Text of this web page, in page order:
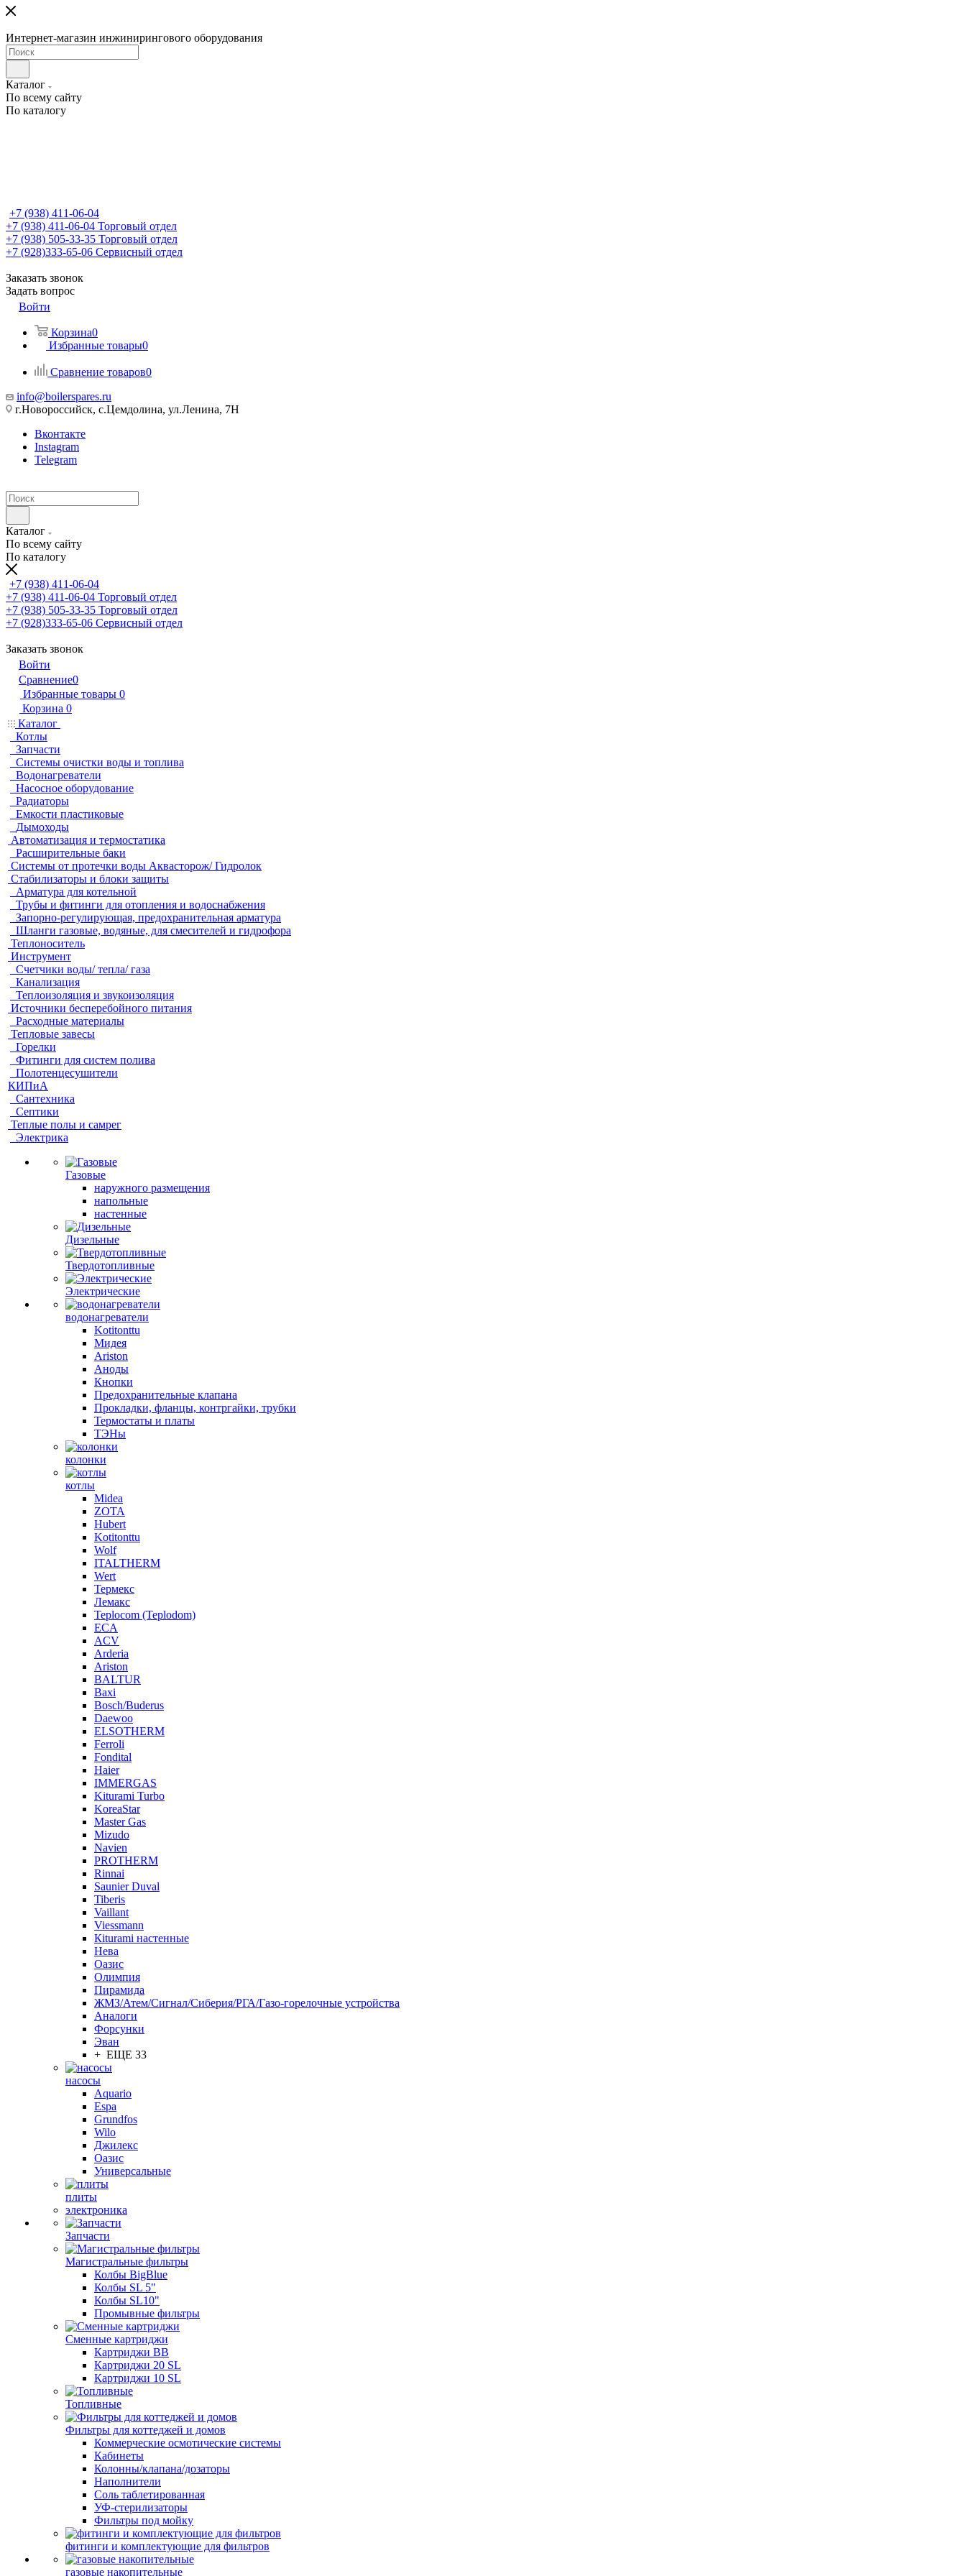
Интернет-магазин инжинирингового оборудования
Каталог
По всему сайту
По каталогу
+7 (938) 411-06-04
+7 (938) 411-06-04 Торговый отдел
+7 (938) 505-33-35 Торговый отдел
+7 (928)333-65-06 Сервисный отдел
Заказать звонок
Задать вопрос
Войти
Корзина0
Избранные товары0
Сравнение товаров0
info@boilerspares.ru
г.Новороссийск, с.Цемдолина, ул.Ленина, 7Н
Вконтакте
Instagram
Telegram
Каталог
По всему сайту
По каталогу
+7 (938) 411-06-04
+7 (938) 411-06-04 Торговый отдел
+7 (938) 505-33-35 Торговый отдел
+7 (928)333-65-06 Сервисный отдел
Заказать звонок
Войти
Сравнение0
Избранные товары 0
Корзина 0
Каталог
Котлы
Запчасти
Системы очистки воды и топлива
Водонагреватели
Насосное оборудование
Радиаторы
Емкости пластиковые
Дымоходы
Автоматизация и термостатика
Расширительные баки
Системы от протечки воды Аквасторож/ Гидролок
Стабилизаторы и блоки защиты
Арматура для котельной
Трубы и фитинги для отопления и водоснабжения
Запорно-регулирующая, предохранительная арматура
Шланги газовые, водяные, для смесителей и гидрофора
Теплоноситель
Инструмент
Счетчики воды/ тепла/ газа
Канализация
Теплоизоляция и звукоизоляция
Источники бесперебойного питания
Расходные материалы
Тепловые завесы
Горелки
Фитинги для систем полива
Полотенцесушители
КИПиА
Сантехника
Септики
Теплые полы и самрег
Электрика
Газовые
наружного размещения
напольные
настенные
Дизельные
Твердотопливные
Электрические
водонагреватели
Kotitonttu
Мидея
Ariston
Аноды
Кнопки
Предохранительные клапана
Прокладки, фланцы, контргайки, трубки
Термостаты и платы
ТЭНы
колонки
котлы
Midea
ZOTA
Hubert
Kotitonttu
Wolf
ITALTHERM
Wert
Термекс
Лемакс
Teplocom (Teplodom)
ECA
ACV
Arderia
Ariston
BALTUR
Baxi
Bosch/Buderus
Daewoo
ELSOTHERM
Ferroli
Fondital
Haier
IMMERGAS
Kiturami Turbo
KoreaStar
Master Gas
Mizudo
Navien
PROTHERM
Rinnai
Saunier Duval
Tiberis
Vaillant
Viessmann
Кiturami настенные
Нева
Оазис
Олимпия
Пирамида
ЖМЗ/Атем/Сигнал/Сиберия/РГА/Газо-горелочные устройства
Aналоги
Форсунки
Эван
+ ЕЩЕ 33
насосы
Aquario
Espa
Grundfos
Wilo
Джилекс
Оазис
Универсальные
плиты
электроника
Запчасти
Магистральные фильтры
Колбы BigBlue
Колбы SL 5"
Колбы SL10"
Промывные фильтры
Сменные картриджи
Картриджи BB
Картриджи 20 SL
Картриджи 10 SL
Топливные
Фильтры для коттеджей и домов
Коммерческие осмотические системы
Кабинеты
Колонны/клапана/дозаторы
Наполнители
Соль таблетированная
УФ-стерилизаторы
Фильтры под мойку
фитинги и комплектующие для фильтров
газовые накопительные